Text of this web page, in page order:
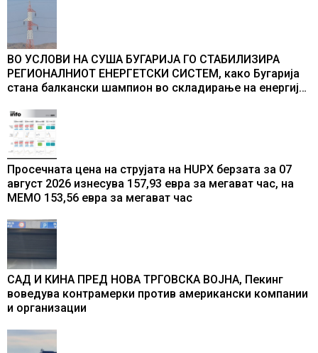
ВО УСЛОВИ НА СУША БУГАРИЈА ГО СТАБИЛИЗИРА
РЕГИОНАЛНИОТ ЕНЕРГЕТСКИ СИСТЕМ, како Бугарија
стана балкански шампион во складирање на енергија
Просечната цена на струјата на HUPX берзата за 07
август 2026 изнесува 157,93 евра за мегават час, на
МЕМО 153,56 евра за мегават час
САД И КИНА ПРЕД НОВА ТРГОВСКА ВОЈНА, Пекинг
воведува контрамерки против американски компании
и организации